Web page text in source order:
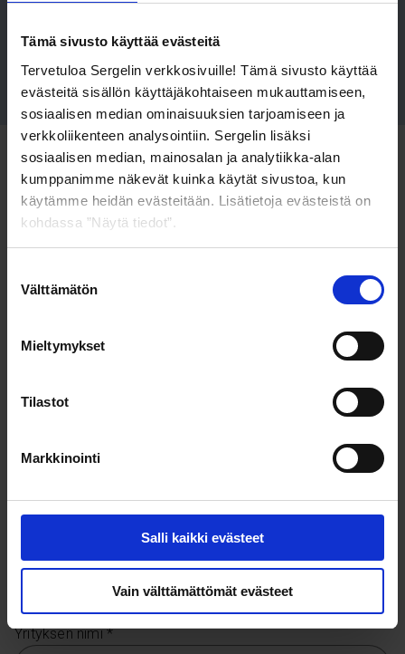
Tämä sivusto käyttää evästeitä
Tervetuloa Sergelin verkkosivuille! Tämä sivusto käyttää
evästeitä sisällön käyttäjäkohtaiseen mukauttamiseen,
sosiaalisen median ominaisuuksien tarjoamiseen ja
verkkoliikenteen analysointiin. Sergelin lisäksi
sosiaalisen median, mainosalan ja analytiikka-alan
kumppanimme näkevät kuinka käytät sivustoa, kun
käytämme heidän evästeitään. Lisätietoja evästeistä on
kohdassa ”Näytä tiedot”.
evästeet ja vahvistaa valinnan. Voit muuttaa valintaasi
valinta
Välttämätön
Mieltymykset
Tilastot
Markkinointi
Salli kaikki evästeet
Vain välttämättömät evästeet
Saatavien osto
Haluatko lisätietoja
palveluistamme?
yrityksesi saatavienhallintaa ja parantaa asiakaskokemusta.
Huom! Jos olet saanut meiltä perintäkirjeen, et voi ottaa
Sukunimi *
Yrityksen nimi *